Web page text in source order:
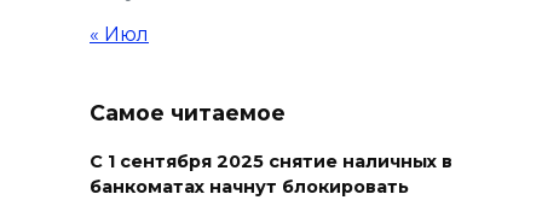
Целинском районе
горела трава
« Июл
Самое читаемое
С 1 сентября 2025 снятие наличных в
банкоматах начнут блокировать